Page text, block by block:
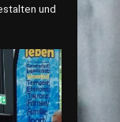
und